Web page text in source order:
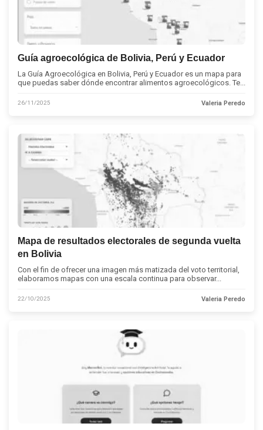
Guía agroecológica de Bolivia, Perú y Ecuador
La Guía Agroecológica en Bolivia, Perú y Ecuador es un mapa para
que puedas saber dónde encontrar alimentos agroecológicos. Te...
26/11/2025 Valeria Peredo
Mapa de resultados electorales de segunda vuelta
en Bolivia
Con el fin de ofrecer una imagen más matizada del voto territorial,
elaboramos mapas con una escala continua para observar...
22/10/2025 Valeria Peredo